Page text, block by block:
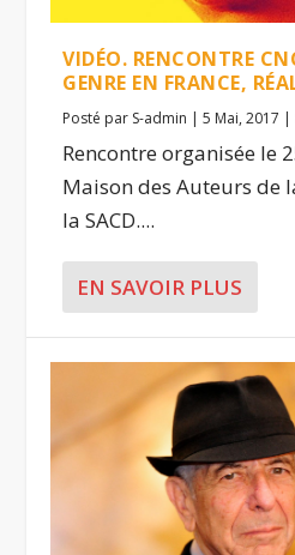
VIDÉO. RENCONTRE
GENRE EN FRANCE,
Posté par S-admin |5 Mai, 2017 |
Rencontre organisée le
Maison des Auteurs de
la SACD....
EN SAVOIR PLUS